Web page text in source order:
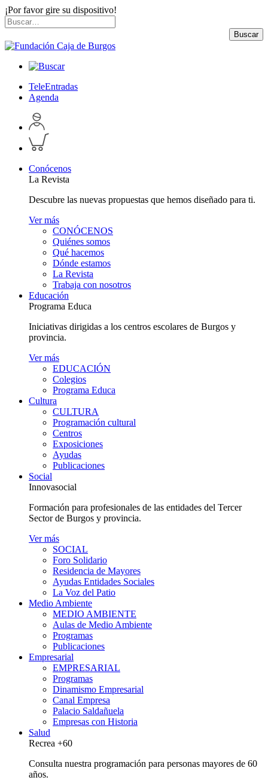
¡Por favor gire su dispositivo!
Skip
to
content
Buscar
por:
Buscar
TeleEntradas
Agenda
Acceder
a
perfil
personal
Inspeccionar
carrito
Conócenos
La Revista
Descubre las nuevas propuestas que hemos diseñado para ti.
Ver más
CONÓCENOS
Quiénes somos
Qué hacemos
Dónde estamos
La Revista
Trabaja con nosotros
Educación
Programa Educa
Iniciativas dirigidas a los centros escolares de Burgos y
provincia.
Ver más
EDUCACIÓN
Colegios
Programa Educa
Cultura
CULTURA
Programación cultural
Centros
Exposiciones
Ayudas
Publicaciones
Social
Innovasocial
Formación para profesionales de las entidades del Tercer
Sector de Burgos y provincia.
Ver más
SOCIAL
Foro Solidario
Residencia de Mayores
Ayudas Entidades Sociales
La Voz del Patio
Medio Ambiente
MEDIO AMBIENTE
Aulas de Medio Ambiente
Programas
Publicaciones
Empresarial
EMPRESARIAL
Programas
Dinamismo Empresarial
Canal Empresa
Palacio Saldañuela
Empresas con Historia
Salud
Recrea +60
Consulta nuestra programación para personas mayores de 60
años.